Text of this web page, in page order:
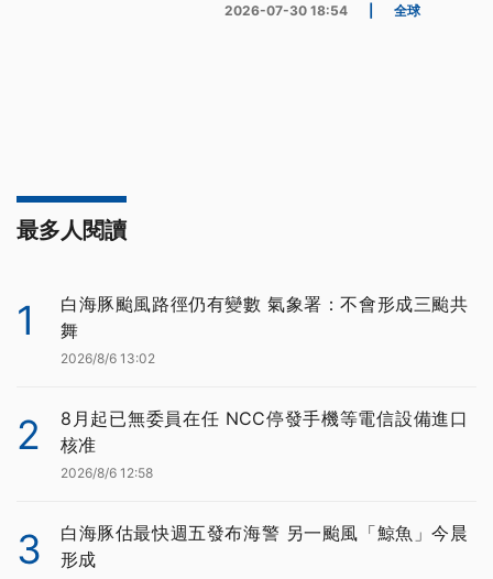
2026-07-30 18:54 全球
最多人閱讀
1
白海豚颱風路徑仍有變數 氣象署：不會形成三颱共
舞
2026/8/6 13:02
2
8月起已無委員在任 NCC停發手機等電信設備進口
核准
2026/8/6 12:58
3
白海豚估最快週五發布海警 另一颱風「鯨魚」今晨
形成